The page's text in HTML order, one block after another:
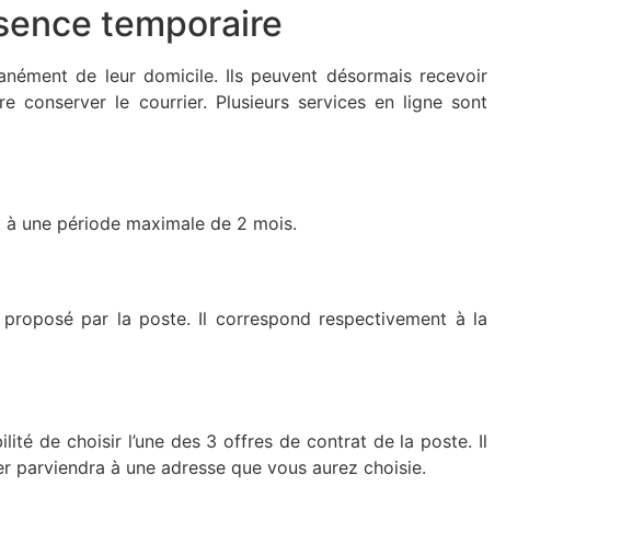
temporaire
de leur domicile. Ils peuvent désormais recevoir
conserver le courrier. Plusieurs services en ligne sont
une période maximale de 2 mois.
par la poste. Il correspond respectivement à la
de choisir l’une des 3 offres de contrat de la poste. Il
parviendra à une adresse que vous aurez choisie.